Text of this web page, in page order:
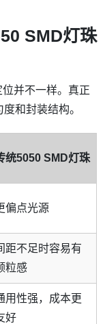
SMD灯珠
位并不一样。真正
和封装结构。
统5050 SMD灯珠
偏点光源
距不足时容易有
粒感
用性强，成本更
好